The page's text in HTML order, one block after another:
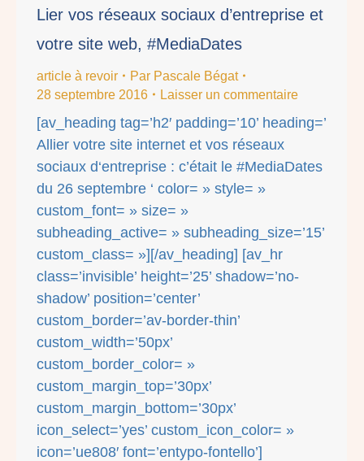
Lier vos réseaux sociaux d’entreprise et
votre site web, #MediaDates
article à revoir Par Pascale Bégat
28 septembre 2016
Laisser un commentaire
[av_heading tag=’h2′ padding=’10’ heading=’
Allier votre site internet et vos réseaux
sociaux d‘entreprise : c’était le #MediaDates
du 26 septembre ‘ color= » style= »
custom_font= » size= »
subheading_active= » subheading_size=’15’
custom_class= »][/av_heading] [av_hr
class=’invisible’ height=’25’ shadow=’no-
shadow’ position=’center’
custom_border=’av-border-thin’
custom_width=’50px’
custom_border_color= »
custom_margin_top=’30px’
custom_margin_bottom=’30px’
icon_select=’yes’ custom_icon_color= »
icon=’ue808′ font=’entypo-fontello’]